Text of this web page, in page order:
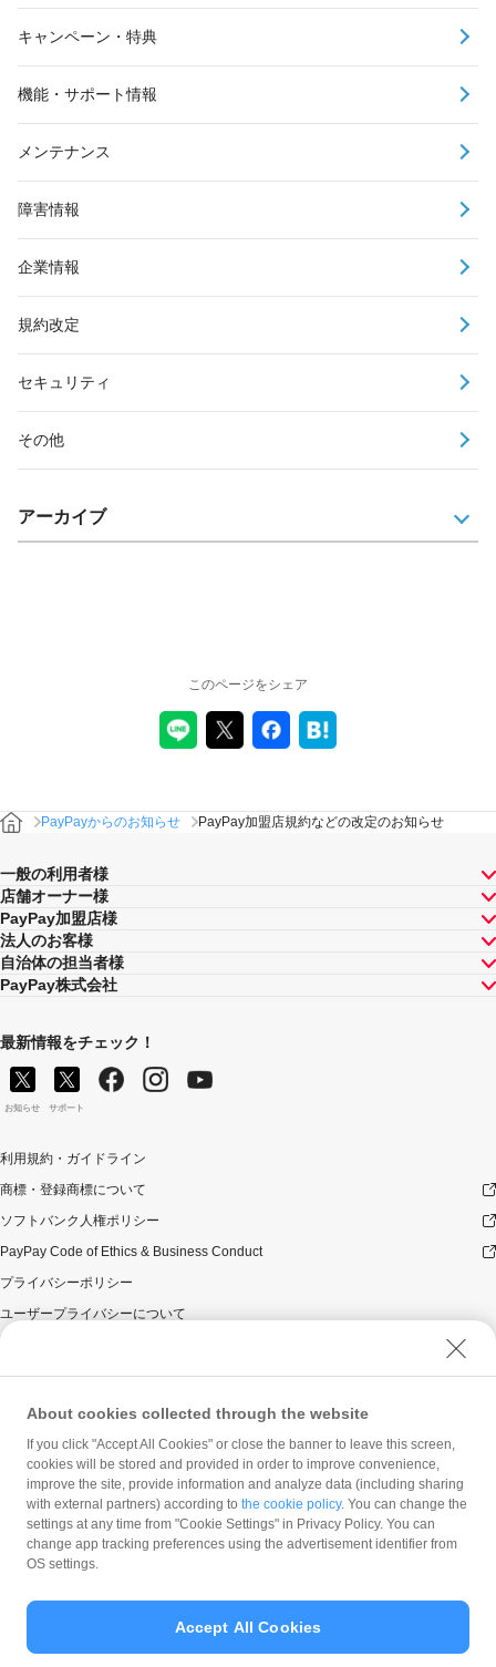
キャンペーン・特典
機能・サポート情報
メンテナンス
障害情報
企業情報
規約改定
セキュリティ
その他
アーカイブ
このページをシェア
PayPayからのお知らせ PayPay加盟店規約などの改定のお知らせ
一般の利用者様
店舗オーナー様
PayPay加盟店様
法人のお客様
自治体の担当者様
PayPay株式会社
最新情報をチェック！
お知らせ サポート
利用規約・ガイドライン
商標・登録商標について
ソフトバンク人権ポリシー
PayPay Code of Ethics & Business Conduct
プライバシーポリシー
ユーザープライバシーについて
ウェブサイト利用規約
反社会的勢力に対する方針
勧誘方針
マネロン等基本方針
カスタマーハラスメントに関する当社の考え方
© PayPay Corporation
About cookies collected through the website
If you click "Accept All Cookies" or close the banner to leave this screen,
cookies will be stored and provided in order to improve convenience,
improve the site, provide information and analyze data (including sharing
with external partners) according to the cookie policy. You can change the
settings at any time from "Cookie Settings" in Privacy Policy. You can
change app tracking preferences using the advertisement identifier from
OS settings.
Accept All Cookies